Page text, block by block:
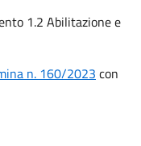
1.2 Abilitazione e
n. 160/2023 con